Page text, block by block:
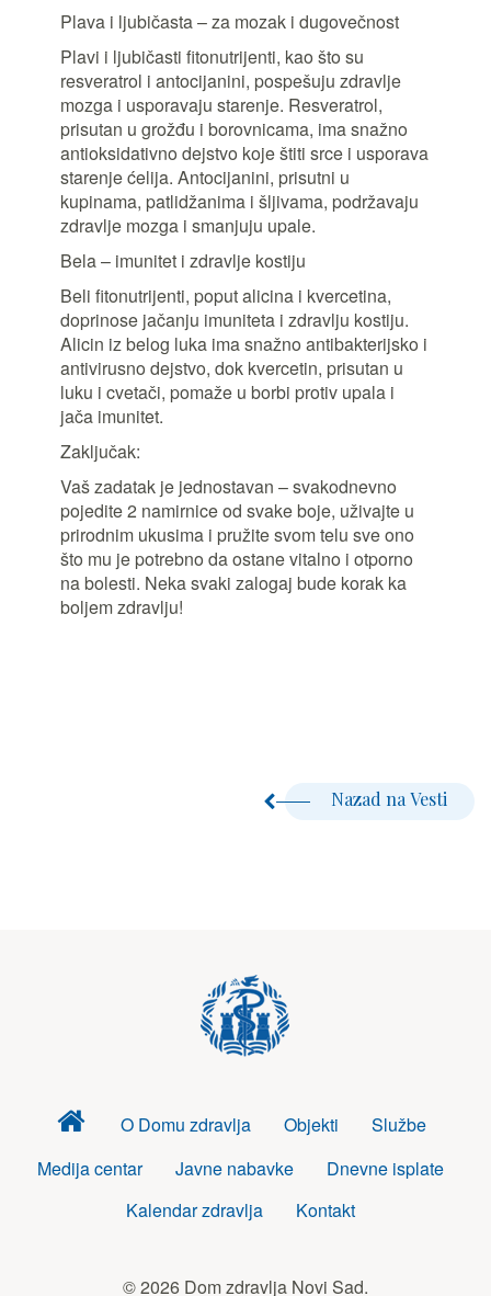
Plava i ljubičasta – za mozak i dugovečnost
Plavi i ljubičasti fitonutrijenti, kao što su
resveratrol i antocijanini, pospešuju zdravlje
mozga i usporavaju starenje. Resveratrol,
prisutan u grožđu i borovnicama, ima snažno
antioksidativno dejstvo koje štiti srce i usporava
starenje ćelija. Antocijanini, prisutni u
kupinama, patlidžanima i šljivama, podržavaju
zdravlje mozga i smanjuju upale.
Bela – imunitet i zdravlje kostiju
Beli fitonutrijenti, poput alicina i kvercetina,
doprinose jačanju imuniteta i zdravlju kostiju.
Alicin iz belog luka ima snažno antibakterijsko i
antivirusno dejstvo, dok kvercetin, prisutan u
luku i cvetači, pomaže u borbi protiv upala i
jača imunitet.
Zaključak:
Vaš zadatak je jednostavan – svakodnevno
pojedite 2 namirnice od svake boje, uživajte u
prirodnim ukusima i pružite svom telu sve ono
što mu je potrebno da ostane vitalno i otporno
na bolesti. Neka svaki zalogaj bude korak ka
boljem zdravlju!
Nazad na Vesti
Dom
zdravlja
O Domu zdravlja Objekti
Službe
Medija centar
Javne nabavke
Dnevne isplate
Kalendar zdravlja
Kontakt
© 2026 Dom zdravlja Novi Sad.